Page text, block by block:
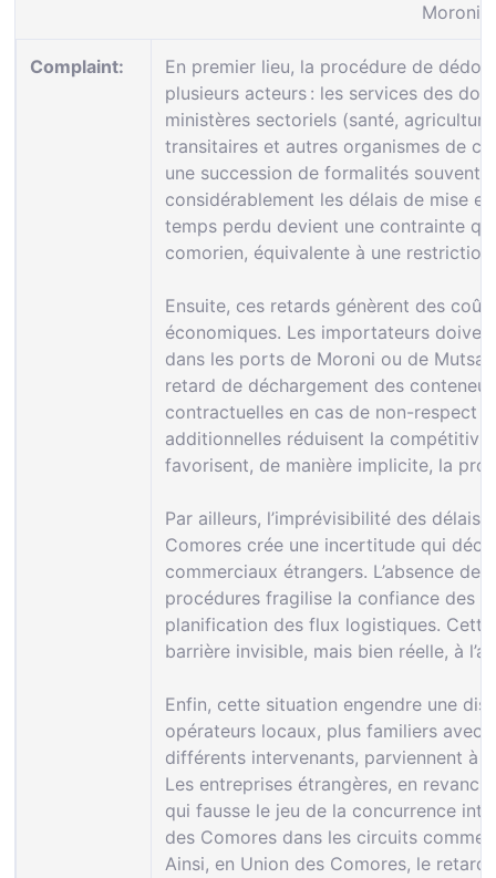
Moroni
Complaint:
En premier lieu, la procédure de
plusieurs acteurs : les services des
ministères sectoriels (santé,
transitaires et autres organismes de
une succession de formalités souvent
considérablement les délais de mise
temps perdu devient une contrainte
comorien, équivalente à une
Ensuite, ces retards génèrent des
économiques. Les importateurs
dans les ports de Moroni ou de
retard de déchargement des
contractuelles en cas de non-respect
additionnelles réduisent la
favorisent, de manière implicite, la
Par ailleurs, l’imprévisibilité des délais
Comores crée une incertitude qui
commerciaux étrangers. L’absence de
procédures fragilise la confiance des
planification des flux logistiques.
barrière invisible, mais bien réelle, à
Enfin, cette situation engendre une
opérateurs locaux, plus familiers avec
différents intervenants, parviennent à
Les entreprises étrangères, en
qui fausse le jeu de la concurrence
des Comores dans les circuits
Ainsi, en Union des Comores, le